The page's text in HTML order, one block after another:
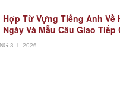
Hợp Từ Vựng Tiếng Anh Về
Ngày Và Mẫu Câu Giao Tiếp
3 1, 2026